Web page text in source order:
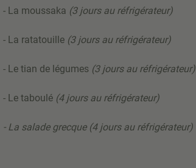
- La moussaka (3 jours au réfrigérateur)
- La ratatouille (3 jours au réfrigérateur)
- Le tian de légumes (3 jours au réfrigérateur)
- Le taboulé (4 jours au réfrigérateur)
- La salade grecque (4 jours au réfrigérateur)